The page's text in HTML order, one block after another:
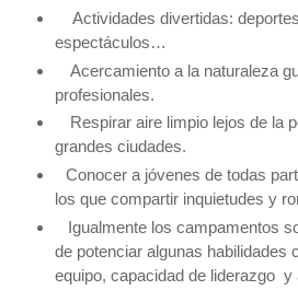
Actividades divertidas:
espectáculos…
Acercamiento a la naturaleza
profesionales.
Respirar aire limpio lejos de la
grandes ciudades.
Conocer a jóvenes de todas
los que compartir inquietudes y
Igualmente los campamentos
de potenciar algunas habilidades
equipo, capacidad de liderazgo y